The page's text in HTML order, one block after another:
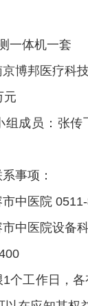
一体机一套
博邦医疗科
元
组成员：张传
事项：
中医院
中医院设备
个工作日，